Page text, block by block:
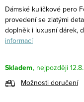
Dámské kuličkové pero
provedení se zlatými
doplněk i luxusní dárek,
informací
Skladem
Možnosti doručení